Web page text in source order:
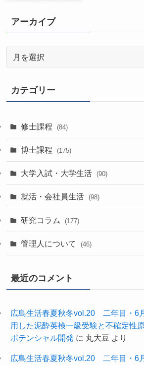
アーカイブ
イ
ブ
カテゴリー
修士課程 (84)
(7)
(39)
博士課程 (175)
(52)
(35)(60)
大学入試・大学生活 (90)
(43)
(37)
就活・会社員生活 (98)
(20)
(42)
(12)
(11)
研究コラム (177)
(20)
管理人について (46)
(3)
(9)
最近のコメント
広島生活春夏秋冬vol.20 二年目・6
用した泥酔英検一級受験と不確定性
ポテンシャル開発 に 丸大豆 より
広島生活春夏秋冬vol.20 二年目・6